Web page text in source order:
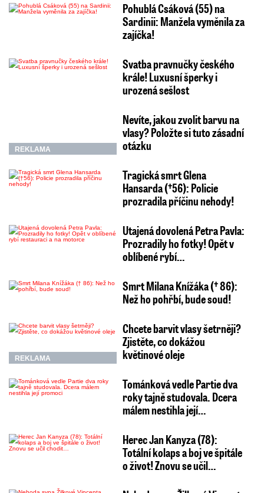
Pohublá Csáková (55) na
Sardinii: Manžela vyměnila za
zajíčka!
Svatba pravnučky českého
krále! Luxusní šperky i
urozená sešlost
REKLAMA
Nevíte, jakou zvolit barvu na
vlasy? Položte si tuto zásadní
otázku
Tragická smrt Glena
Hansarda (†56): Policie
prozradila příčinu nehody!
Utajená dovolená Petra Pavla:
Prozradily ho fotky! Opět v
oblíbené rybí…
Smrt Milana Knížáka († 86):
Než ho pohřbí, bude soud!
REKLAMA
Chcete barvit vlasy šetrněji?
Zjistěte, co dokážou
květinové oleje
Tománková vedle Partie dva
roky tajně studovala. Dcera
málem nestihla její…
Herec Jan Kanyza (78):
Totální kolaps a boj ve špitále
o život! Znovu se učil…